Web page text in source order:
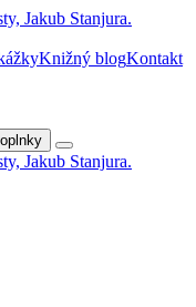
Knižný blogKontakt